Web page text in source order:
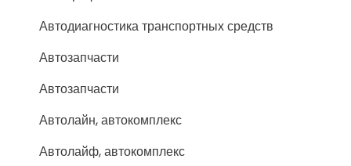
Автодиагностика транспортных средств
Автозапчасти
Автозапчасти
Автолайн, автокомплекс
Автолайф, автокомплекс